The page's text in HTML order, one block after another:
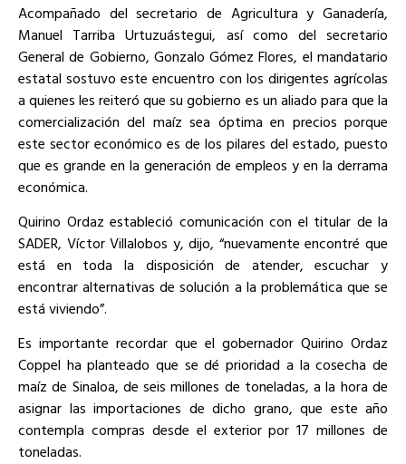
Acompañado del secretario de Agricultura y Ganadería,
Manuel Tarriba Urtuzuástegui, así como del secretario
General de Gobierno, Gonzalo Gómez Flores, el mandatario
estatal sostuvo este encuentro con los dirigentes agrícolas
a quienes les reiteró que su gobierno es un aliado para que la
comercialización del maíz sea óptima en precios porque
este sector económico es de los pilares del estado, puesto
que es grande en la generación de empleos y en la derrama
económica.
Quirino Ordaz estableció comunicación con el titular de la
SADER, Víctor Villalobos y, dijo, “nuevamente encontré que
está en toda la disposición de atender, escuchar y
encontrar alternativas de solución a la problemática que se
está viviendo”.
Es importante recordar que el gobernador Quirino Ordaz
Coppel ha planteado que se dé prioridad a la cosecha de
maíz de Sinaloa, de seis millones de toneladas, a la hora de
asignar las importaciones de dicho grano, que este año
contempla compras desde el exterior por 17 millones de
toneladas.